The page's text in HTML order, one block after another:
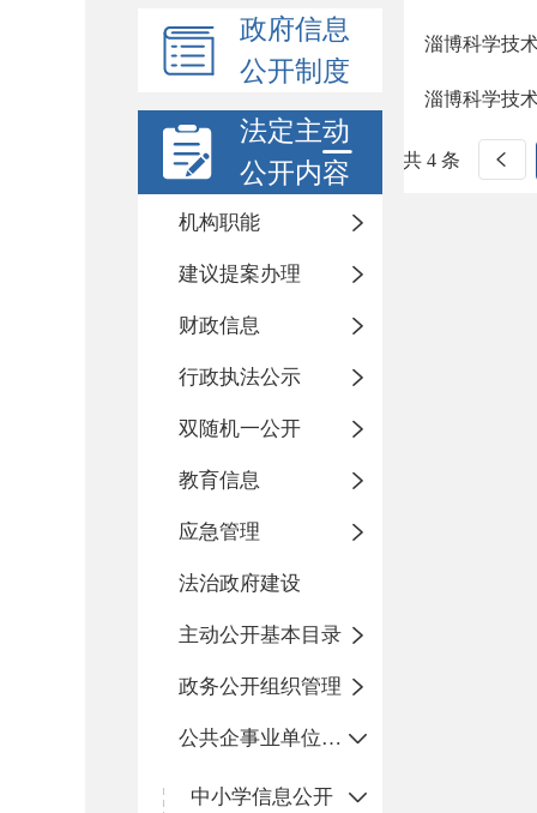
政府信息
公开制度
法定主动
公开内容
机构职能
建议提案办理
财政信息
行政执法公示
双随机一公开
教育信息
应急管理
法治政府建设
主动公开基本目录
政务公开组织管理
公共企事业单位信息公开
中小学信息公开
淄博科学技
淄博科学技
共 4 条